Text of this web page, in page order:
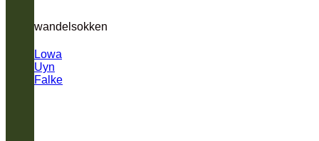
wandelsokken
Lowa
Uyn
Falke